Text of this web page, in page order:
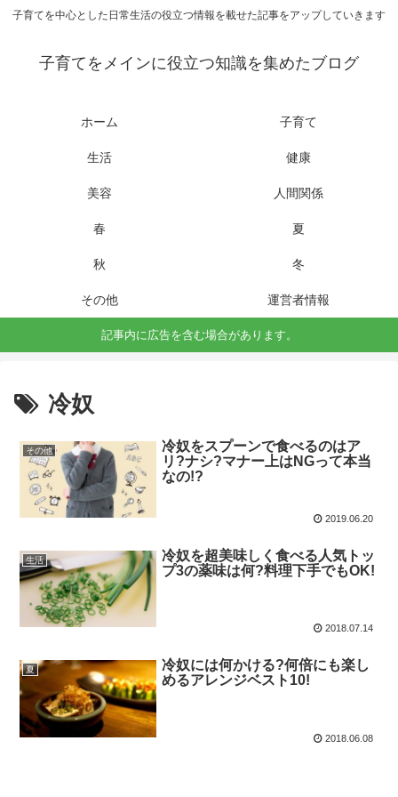
子育てを中心とした日常生活の役立つ情報を載せた記事をアップしていきます
子育てをメインに役立つ知識を集めたブログ
ホーム 子育て
生活 健康
美容 人間関係
春 夏
秋 冬
その他 運営者情報
記事内に広告を含む場合があります。
冷奴
その他
冷奴をスプーンで食べるのはア
リ?ナシ?マナー上はNGって本当
なの!?
2019.06.20
生活
冷奴を超美味しく食べる人気トッ
プ3の薬味は何?料理下手でもOK!
2018.07.14
夏
冷奴には何かける?何倍にも楽し
めるアレンジベスト10!
2018.06.08